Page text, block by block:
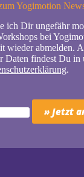
Yogimotion
ich Dir ungefähr
bei
wieder abmelden.
Daten findest Du in
.